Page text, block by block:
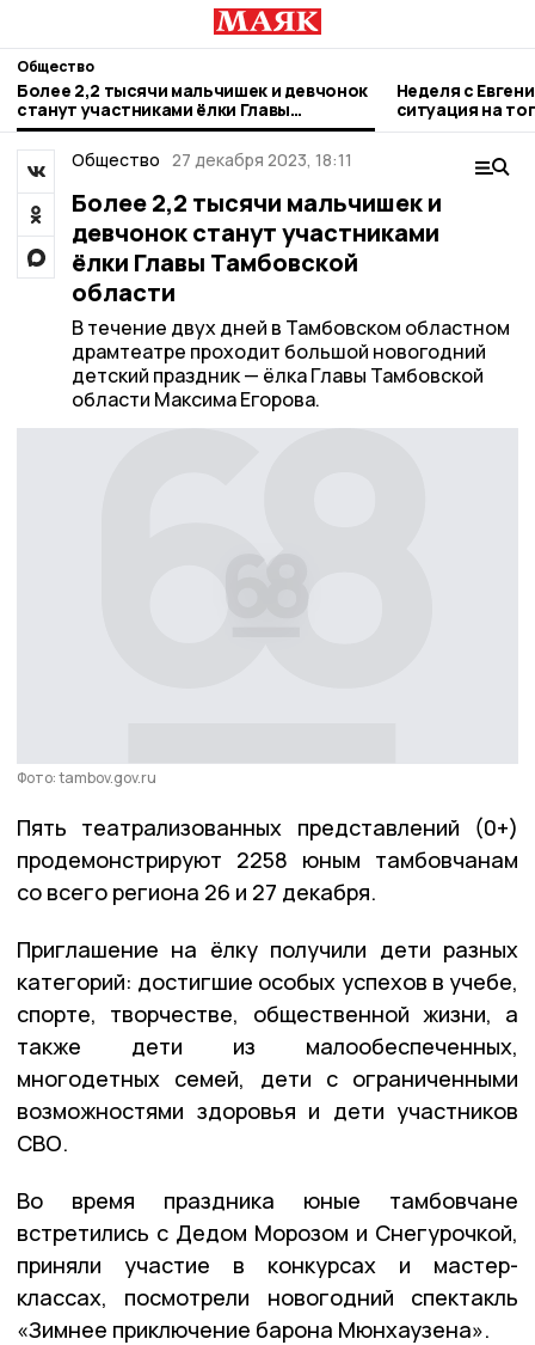
Общество
Более 2,2 тысячи мальчишек и девчонок
станут участниками ёлки Главы
Тамбовской области
Неделя с
ситуация на
городе и
Общество 27 декабря 2023, 18:11
Более 2,2 тысячи мальчишек и
девчонок станут участниками
ёлки Главы Тамбовской
области
В течение двух дней в Тамбовском областном
драмтеатре проходит большой новогодний
детский праздник — ёлка Главы Тамбовской
области Максима Егорова.
Фото: tambov.gov.ru
Пять театрализованных представлений (0+)
продемонстрируют 2258 юным тамбовчанам
со всего региона 26 и 27 декабря.
Приглашение на ёлку получили дети разных
категорий: достигшие особых успехов в учебе,
спорте, творчестве, общественной жизни, а
также дети из малообеспеченных,
многодетных семей, дети с ограниченными
возможностями здоровья и дети участников
СВО.
Во время праздника юные тамбовчане
встретились с Дедом Морозом и Снегурочкой,
приняли участие в конкурсах и мастер-
классах, посмотрели новогодний спектакль
«Зимнее приключение барона Мюнхаузена».